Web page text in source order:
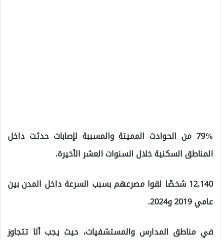
79% من الحوادث المميتة والمسببة لإصابات حدثت داخل
المناطق السكنية خلال السنوات العشر الأخيرة.
12,140 شخصًا لقوا مصرعهم بسبب السرعة داخل المدن بين
عامي 2019 و2024.
في مناطق المدارس والمستشفيات، حيث يجب ألا تتجاوز